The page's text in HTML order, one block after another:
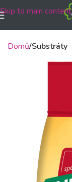
Skip to main content
Domů Substráty